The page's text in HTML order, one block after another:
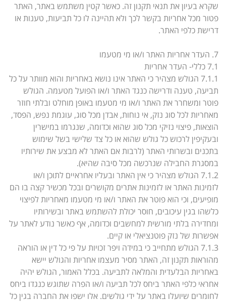
שקרא בעיון את תנאי תקנון זה. כאשר קטין משתמש באתר, האתר
פטור מכל אחריות בקשר לכך ולא תהיינה לו כל תביעות, טענות או
דרישת כלפי האתר.
7. העדר אחריות האתר ו/או מי מטעמו
7.1 כללי- העדר אחריות
7.1.1 הגולש מצהיר כי האתר אינו נושא באחריות והוא מוותר על כל
תביעה, טענה ודרישה כנגד האתר ו/או הפועל מטעמה. הגולש
פוטר ומשחרר את האתר ו/או מי מטעמו באופן מוחלט ובלתי חוזר
מאחריות לכל סוג נזק, אי נוחות, אבדן מכל סוג, עוגמת נפש, הפסד,
הוצאות, פיצוי נזיקי מכל סוג שהוא וכדומה, שנגרמו במישרין
ובעקיפין לרכוש כל גולש שהוא או כל צד שלישי בשל שימוש
בתכנים ובשרותי האתר (לרבות אם האתר לא מבצע את שירותיו
במסגרת החבילה שנרכשה מכל סיבה שהיא).
7.1.2 הגולש מצהיר כי אין האתר ובעליו אחראיים לתוכן ו/או
לזמינות האתר או לזמינות אתרים מקושרים ובכל מכשיר קצה בו הם
מופיעים, וכי הוא פוטר את האתר ו/או מי מטעמו מאחריות לפיצוי
כלשהו בגין עיכובים, חוסר יכולת להשתמש באתר ובשירותיו
ומחדירה בלתי מורשית למחשבים וכדומה, אף כאשר נודע לאתר על
אפשרות של נזק פוטנציאלי או קיים.
7.1.3 הגולש מתחייב כי במידה ויפר זכויות על פי כל דין או הוראה
מהוראות תקנון זה, האתר מסיר מעצמו אחריות והגולש יישא
באחריות הבלעדית והמלאה לתביעה. בכלל האמור, הגולש יהיה
אחראי כלפי האתר ביחס לכל תביעה ו/או הפרה שתוגש כנגדו ביחס
לחומרים שיועלו באתר על ידי גולשים. אלו ישפו את החברה בגין כל